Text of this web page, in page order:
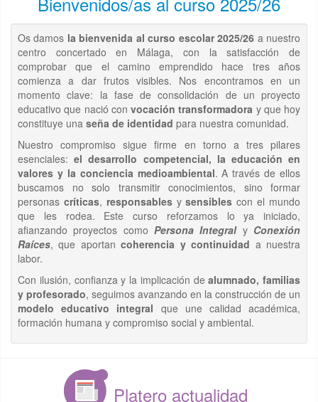
Os damos la bienvenida al curso escolar 2025/26 a nuestro
centro concertado en Málaga, con la satisfacción de
comprobar que el camino emprendido hace tres años
comienza a dar frutos visibles. Nos encontramos en un
momento clave: la fase de consolidación de un proyecto
educativo que nació con vocación transformadora y que hoy
constituye una seña de identidad para nuestra comunidad.
Nuestro compromiso sigue firme en torno a tres pilares
esenciales:el desarrollo competencial, la educación en
valores y la conciencia medioambiental. A través de ellos
buscamos no solo transmitir conocimientos, sino formar
personas críticas, responsablesysensibles con el mundo
que les rodea. Este curso reforzamos lo ya iniciado,
afianzando proyectos como Persona Integraly Conexión
Raíces, que aportancoherencia y continuidad a nuestra
labor.
Con ilusión, confianza y la implicación dealumnado, familias
y profesorado, seguimos avanzando en la construcción de un
modelo educativo integral que une calidad académica,
formación humana y compromiso social y ambiental.
Platero actualidad